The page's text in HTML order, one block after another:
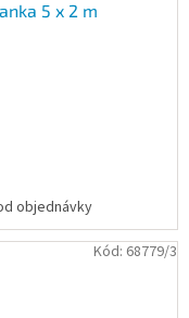
5 x 2 m
objednávky
Kód: 68779/3